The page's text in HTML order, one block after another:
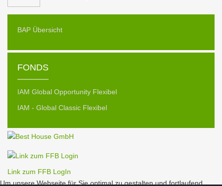
BAP Übersicht
FONDS
IAM Global Opportunity Flexibel
IAM - Global Classic Flexibel
Link zum FFB LogIn
Um unsere Webseite für Sie optimal zu gestalten und fortlaufend